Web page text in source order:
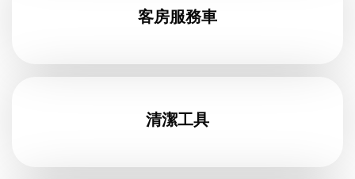
客房服務車
清潔工具